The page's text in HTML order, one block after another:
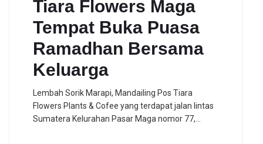
Tiara Flowers Maga
Tempat Buka Puasa
Ramadhan Bersama
Keluarga
Lembah Sorik Marapi, Mandailing Pos Tiara
Flowers Plants & Cofee yang terdapat jalan lintas
Sumatera Kelurahan Pasar Maga nomor 77,…